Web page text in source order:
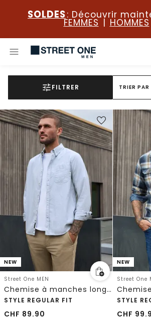
SOLDES: Découvrir
FEMMES | HOMMES
FILTRER TRIER PAR
NEW
Street One MEN
Chemise à manches longues à rayures
STYLE REGULAR FIT
CHF 89.90
NEW
Street One
STYLE
CHF